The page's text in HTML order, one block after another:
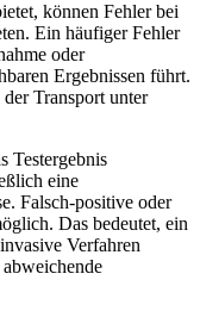
können Fehler bei
Ein häufiger Fehler
oder
Ergebnissen führt.
Transport unter
Testergebnis
eine
Falsch-positive oder
Das bedeutet, ein
Verfahren